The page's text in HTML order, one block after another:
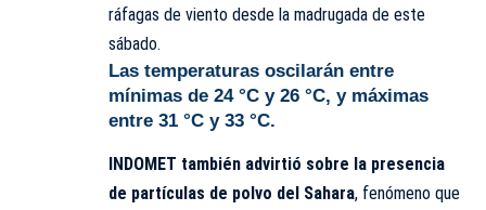
ráfagas de viento desde la madrugada de este
sábado.
Las temperaturas oscilarán entre
mínimas de 24 °C y 26 °C, y máximas
entre 31 °C y 33 °C.
INDOMET también advirtió sobre la presencia
de partículas de polvo del Sahara, fenómeno que